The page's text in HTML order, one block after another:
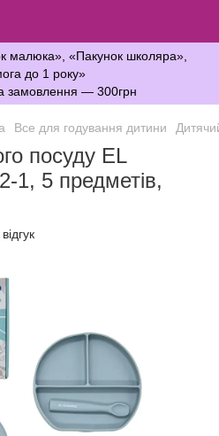
малюка», «Пакунок школяра»,
до 1 року»
замовлення — 300грн
Все для годування дитини
посуду EL
1, 5 предметів,